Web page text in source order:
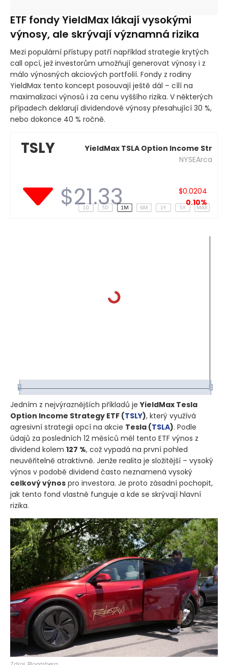
ETF fondy YieldMax lákají vysokými
výnosy, ale skrývají významná rizika
Mezi populární přístupy patří například strategie krytých
call opcí, jež investorům umožňují generovat výnosy i z
málo výnosných akciových portfolií. Fondy z rodiny
YieldMax tento koncept posouvají ještě dál – cílí na
maximalizaci výnosů i za cenu vyššího rizika. V některých
případech deklarují dividendové výnosy přesahující 30 %,
nebo dokonce 40 % ročně.
TSLY
YieldMax TSLA Option Income Str
NYSEArca
$21.33
$0.0204
0.10%
Jedním z nejvýraznějších příkladů jeYieldMax Tesla
Option Income Strategy ETF (TSLY), který využívá
agresivní strategii opcí na akcie Tesla (TSLA). Podle
údajů za posledních 12 měsíců měl tento ETF výnos z
dividend kolem 127 %, což vypadá na první pohled
neuvěřitelně atraktivně. Jenže realita je složitější – vysoký
výnos v podobě dividend často neznamená vysoký
celkový výnos pro investora. Je proto zásadní pochopit,
jak tento fond vlastně funguje a kde se skrývají hlavní
rizika.